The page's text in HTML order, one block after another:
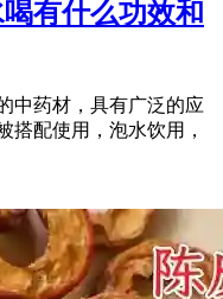
有什么功效和
中药材，具有广泛的应
搭配使用，泡水饮用，